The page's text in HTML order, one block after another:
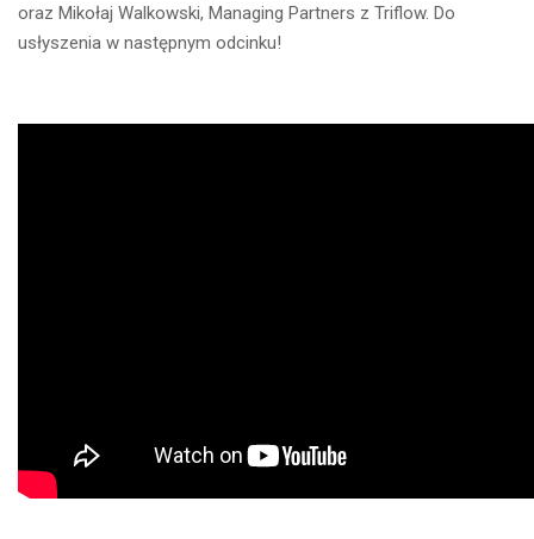
oraz Mikołaj Walkowski, Managing Partners z Triflow. Do
usłyszenia w następnym odcinku!